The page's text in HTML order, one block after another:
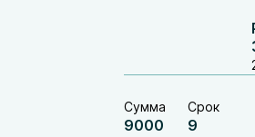
Сумма
9000
Срок
9